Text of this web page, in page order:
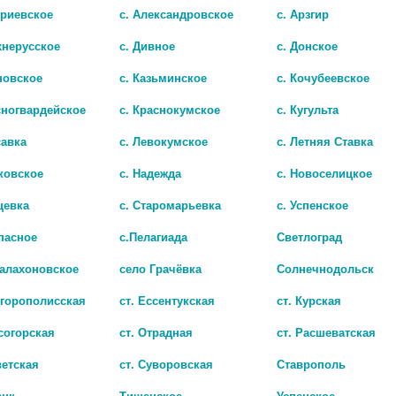
МАЗЬ 10% 25Г. /УСОЛЬЕ/
с. Александровское
с. Арзгир
с. Дивное
с. Донское
с. Казьминское
с. Кочубеевское
с. Краснокумское
с. Кугульта
с. Левокумское
с. Летняя Ставка
с. Надежда
с. Новоселицкое
с. Старомарьевка
с. Успенское
с.Пелагиада
Светлоград
село Грачёвка
Солнечнодольск
ст. Ессентукская
ст. Курская
ст. Отрадная
ст. Расшеватская
ст. Суворовская
Ставрополь